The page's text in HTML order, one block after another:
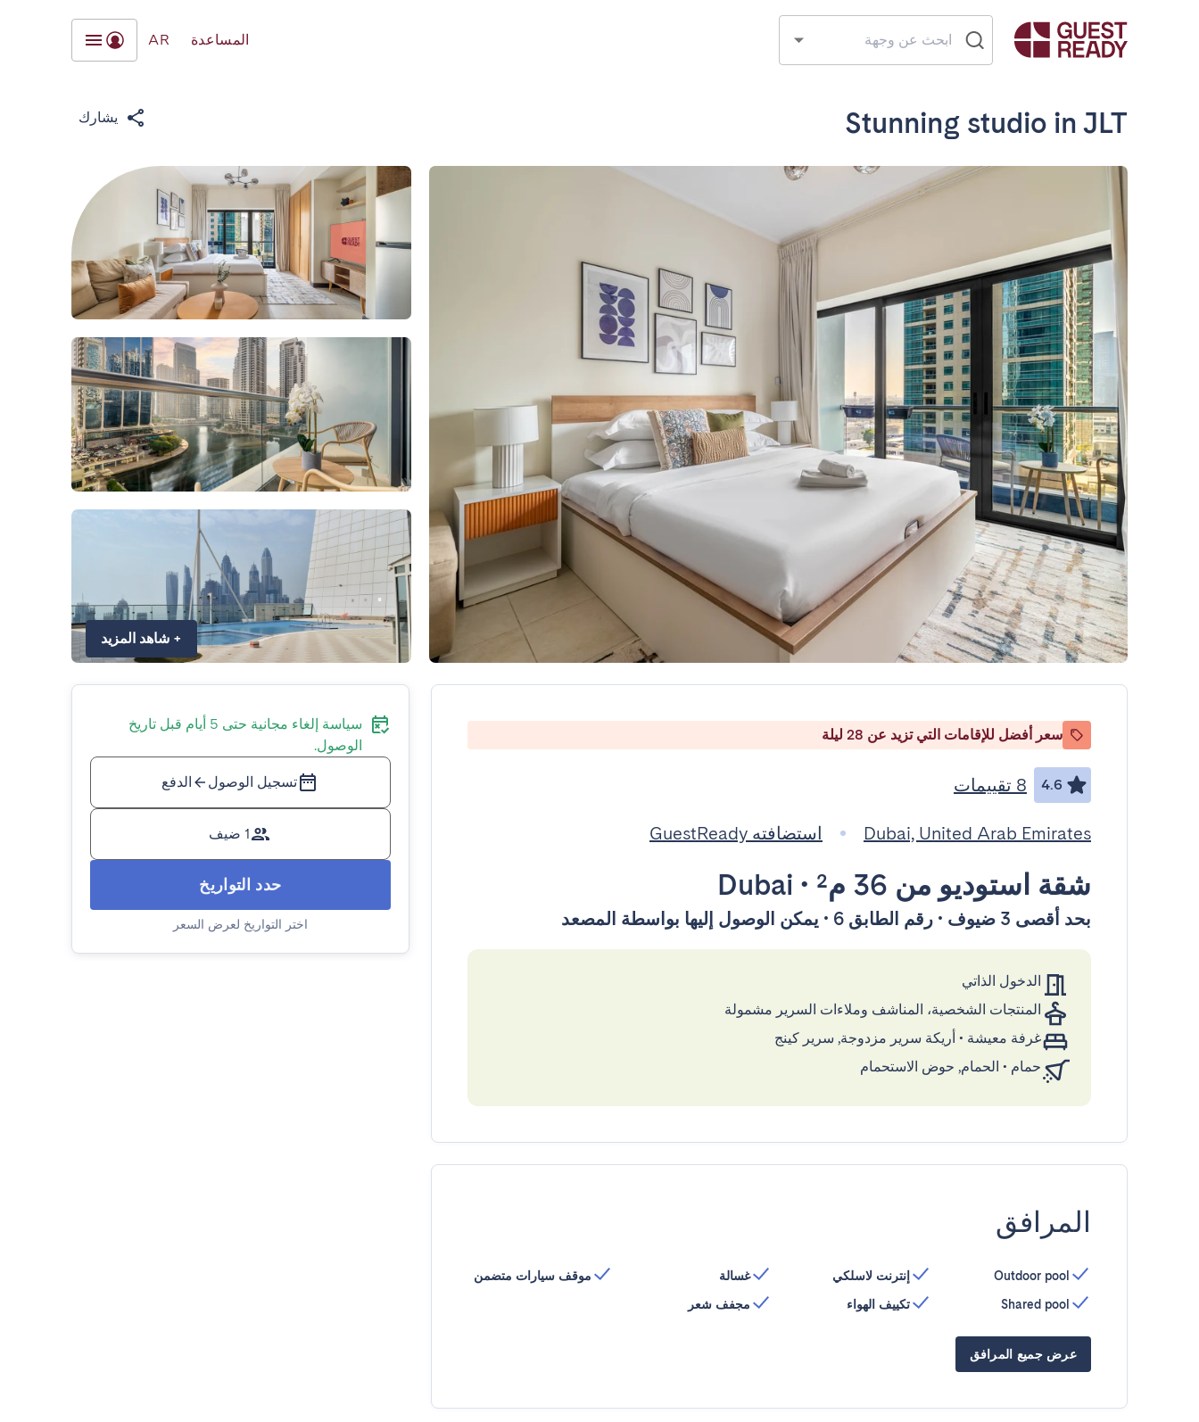
المساعدة AR
Stunning studio in JLT يشارك
+ شاهد المزيد
سعر أفضل للإقامات التي تزيد عن 28 ليلة
4.6 8 تقييمات
Dubai, United Arab Emirates استضافته GuestReady
شقة استوديو من 36 م² •
Dubai
بحد أقصى 3 ضيوف • رقم الطابق 6 • يمكن الوصول إليها بواسطة المصعد
الدخول الذاتي
المنتجات الشخصية، المناشف وملاءات السرير مشمولة
غرفة معيشة • أريكة سرير مزدوجة, سرير كينج
حمام • الحمام, حوض الاستحمام
المرافق
Outdoor pool
Shared pool
إنترنت لاسلكي
تكييف الهواء
غسالة
مجفف شعر
موقف سيارات متضمن
عرض جميع المرافق
سياسة إلغاء مجانية حتى 5 أيام قبل تاريخ
الوصول.
تسجيل الوصول الدفع
1 ضيف
حدد التواريخ
اختر التواريخ لعرض السعر